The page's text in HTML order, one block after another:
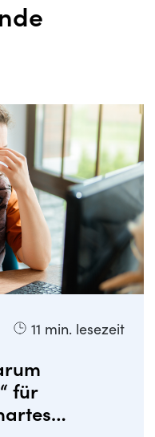
11 min. lesezeit
für